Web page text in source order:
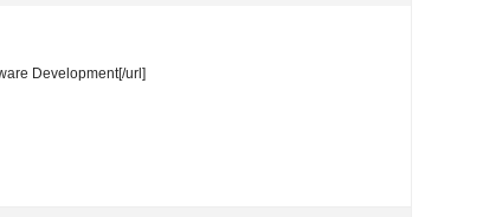
Development[/url]